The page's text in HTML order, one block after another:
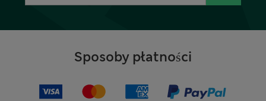
Sposoby płatności